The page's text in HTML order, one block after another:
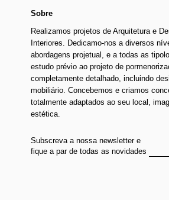
Sobre
Realizamos projetos de Arquitetura e
Interiores. Dedicamo-nos a diversos
abordagens projetual, e a todas as
estudo prévio ao projeto de
completamente detalhado, incluindo
mobiliário. Concebemos e criamos
totalmente adaptados ao seu local,
estética.
Subscreva a nossa newsletter e
fique a par de todas as novidades